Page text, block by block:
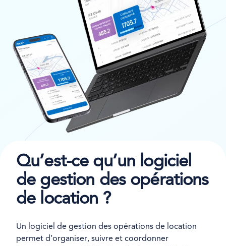
Qu’est-ce qu’un logiciel
de gestion des opérations
de location ?
Un logiciel de gestion des opérations de location
permet d’organiser, suivre et coordonner